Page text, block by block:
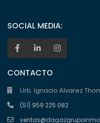
SOCIAL MEDIA:
CONTACTO
Urb. Ignacio Alvarez
(51) 959 225 082